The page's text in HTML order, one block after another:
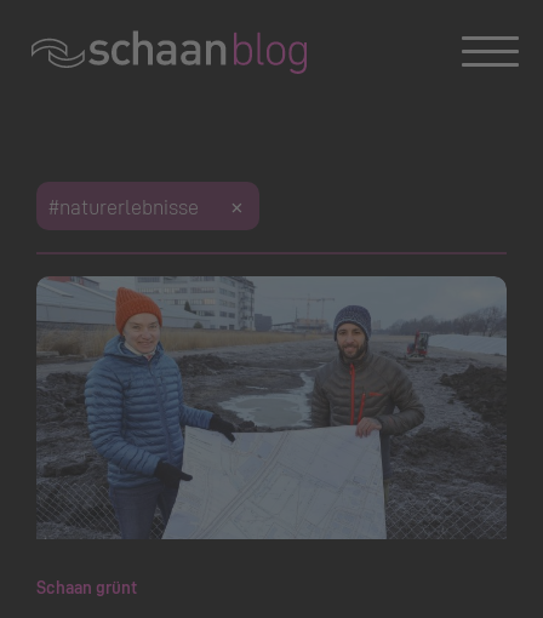
#naturerlebnisse
Schaan grünt